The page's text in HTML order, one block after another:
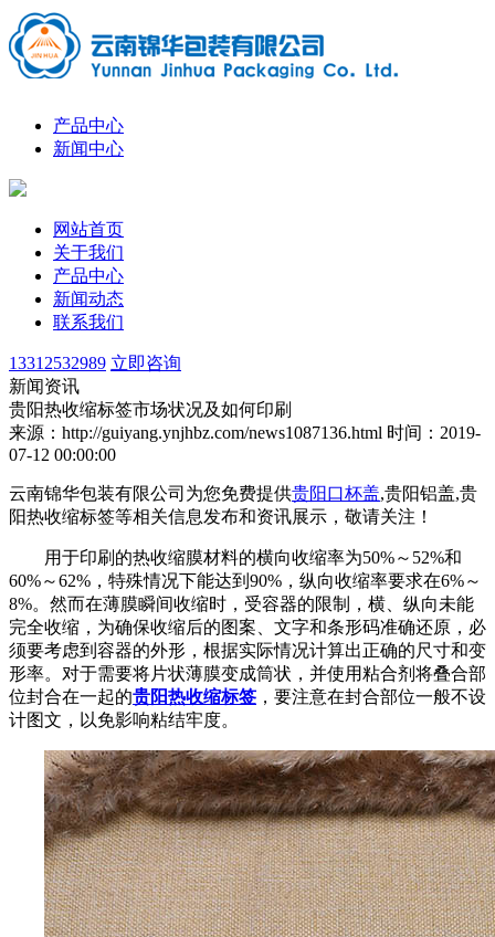
产品中心
新闻中心
网站首页
关于我们
产品中心
新闻动态
联系我们
13312532989 立即咨询
新闻资讯
贵阳热收缩标签市场状况及如何印刷
来源：http://guiyang.ynjhbz.com/news1087136.html 时间：2019-
07-12 00:00:00
云南锦华包装有限公司为您免费提供贵阳口杯盖,贵阳铝盖,贵
阳热收缩标签等相关信息发布和资讯展示，敬请关注！
用于印刷的热收缩膜材料的横向收缩率为50%～52%和
60%～62%，特殊情况下能达到90%，纵向收缩率要求在6%～
8%。然而在薄膜瞬间收缩时，受容器的限制，横、纵向未能
完全收缩，为确保收缩后的图案、文字和条形码准确还原，必
须要考虑到容器的外形，根据实际情况计算出正确的尺寸和变
形率。对于需要将片状薄膜变成筒状，并使用粘合剂将叠合部
位封合在一起的贵阳热收缩标签 ，要注意在封合部位一般不设
计图文，以免影响粘结牢度。